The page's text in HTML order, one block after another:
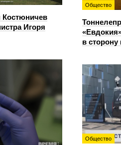
Игоря
Общество
в
Общество